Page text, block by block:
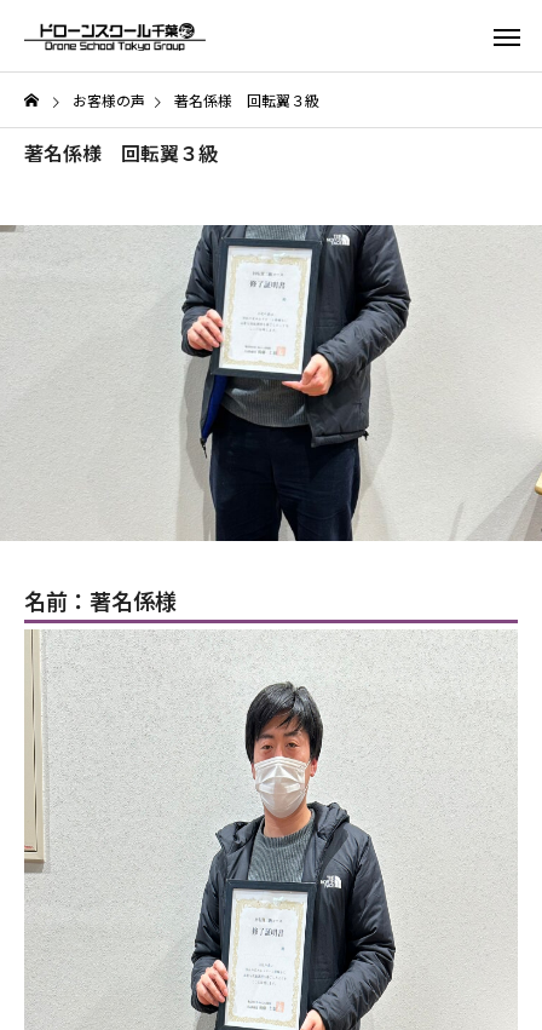
お客様の声 著名係様 回転翼３級
著名係様 回転翼３級
名前：著名係様